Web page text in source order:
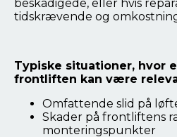
beskadigede, eller hvis
tidskrævende og
Typiske situationer, hvor
frontliften kan være
Omfattende slid på
Skader på frontliftens
monteringspunkter